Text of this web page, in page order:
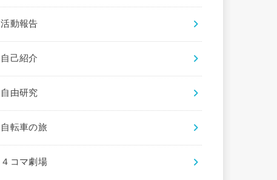
活動報告
自己紹介
自由研究
自転車の旅
４コマ劇場